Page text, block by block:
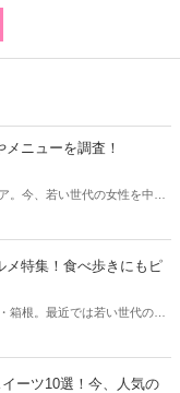
ニューを調査！
。今、若い世代の女性を中心
メ特集！食べ歩きにもピ
箱根。最近では若い世代の観
ーツ10選！今、人気の